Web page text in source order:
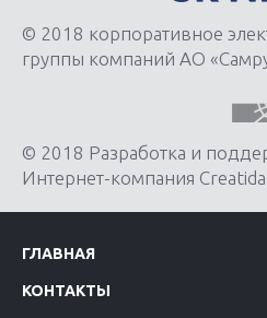
© 2018 корпоративное
группы компаний АО
© 2018 Разработка и
Интернет-компания Creatida
ГЛАВНАЯ
КОНТАКТЫ